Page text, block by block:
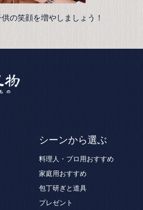
の笑顔を増やしましょう！
シーンから選ぶ
料理人・プロ用おすすめ
家庭用おすすめ
包丁研ぎと道具
プレゼント